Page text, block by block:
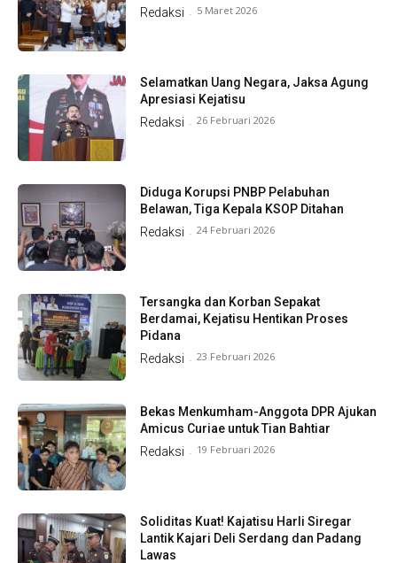
Redaksi - 5 Maret 2026
Selamatkan Uang Negara, Jaksa Agung
Apresiasi Kejatisu
Redaksi - 26 Februari 2026
Diduga Korupsi PNBP Pelabuhan
Belawan, Tiga Kepala KSOP Ditahan
Redaksi - 24 Februari 2026
Tersangka dan Korban Sepakat
Berdamai, Kejatisu Hentikan Proses
Pidana
Redaksi - 23 Februari 2026
Bekas Menkumham-Anggota DPR Ajukan
Amicus Curiae untuk Tian Bahtiar
Redaksi - 19 Februari 2026
Soliditas Kuat! Kajatisu Harli Siregar
Lantik Kajari Deli Serdang dan Padang
Lawas